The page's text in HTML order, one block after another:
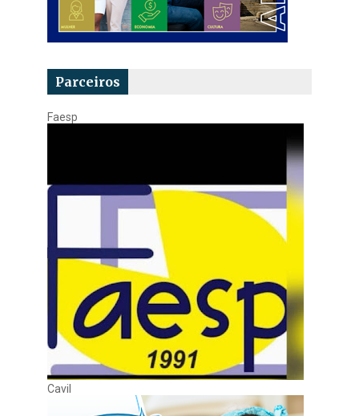
Parceiros
Faesp
Cavil